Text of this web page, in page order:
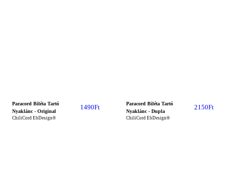
Paracord Biléta Tartó
Nyaklánc - Original
1490Ft
ChiliCord EbDesign®
Paracord Biléta Tartó
Nyaklánc - Dupla
2150Ft
ChiliCord EbDesign®